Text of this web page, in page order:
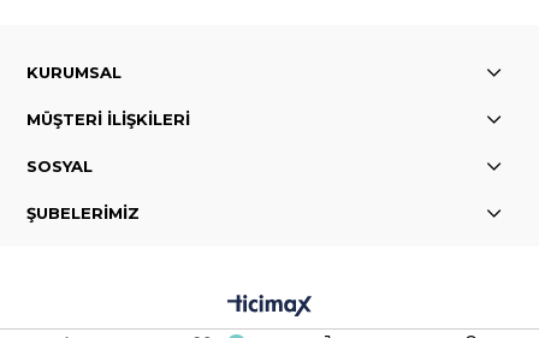
KURUMSAL
MÜŞTERİ İLİŞKİLERİ
SOSYAL
ŞUBELERİMİZ